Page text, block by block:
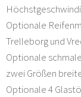
Optionale
Trelleborg und
Optionale
zwei Größen
Optionale 4